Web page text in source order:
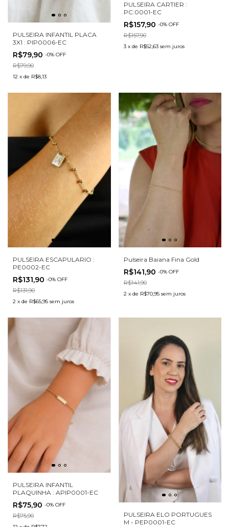
PULSEIRA INFANTIL PLACA
3X1 : PIP0006-EC
R$79,90 -0% OFF
R$79,90
12 x de R$8,13
PULSEIRA CARTIER :
PC:0001-EC
R$157,90 -0% OFF
R$157,90
3 x de R$52,63 sem juros
PULSEIRA ESCAPULARIO :
PE0002-EC
R$131,90 -0% OFF
R$131,90
2 x de R$65,95 sem juros
Pulseira Baiana Fina Gold
R$141,90 -0% OFF
R$141,90
2 x de R$70,95 sem juros
PULSEIRA INFANTIL
PLAQUINHA : APIP0001-EC
R$75,90 -0% OFF
R$75,90
PULSEIRA ELO PORTUGUES
M - PEP0001-EC